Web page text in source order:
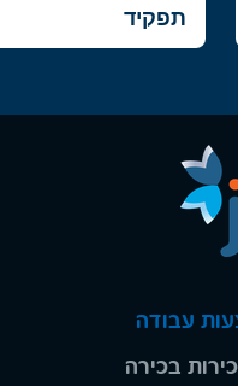
עבודה
בכירה